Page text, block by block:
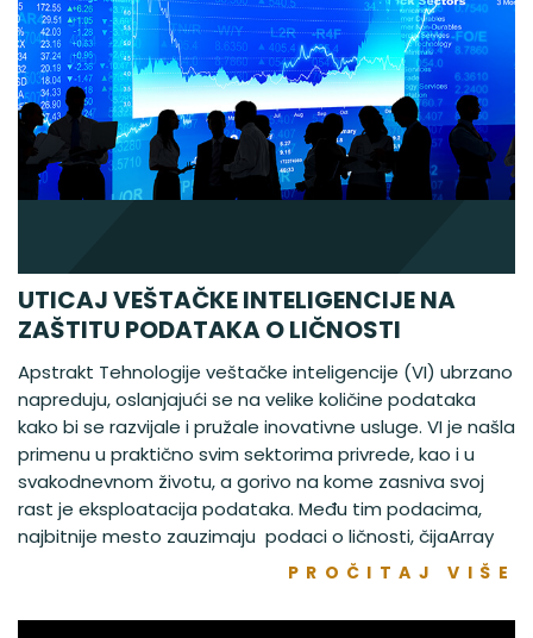
UTICAJ VEŠTAČKE INTELIGENCIJE NA
ZAŠTITU PODATAKA O LIČNOSTI
Apstrakt Tehnologije veštačke inteligencije (VI) ubrzano
napreduju, oslanjajući se na velike količine podataka
kako bi se razvijale i pružale inovativne usluge. VI je našla
primenu u praktično svim sektorima privrede, kao i u
svakodnevnom životu, a gorivo na kome zasniva svoj
rast je eksploatacija podataka. Među tim podacima,
najbitnije mesto zauzimaju podaci o ličnosti, čijaArray
PROČITAJ VIŠE